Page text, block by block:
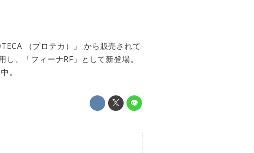
（プロテカ）」 から販売されて
、「フィーナRF」として新登場。
。